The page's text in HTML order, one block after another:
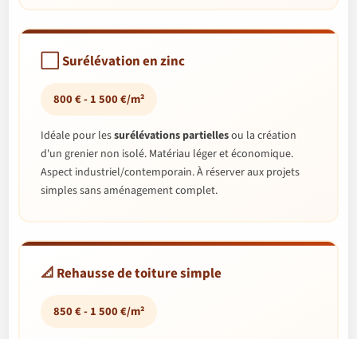
⬜ Surélévation en zinc
800 € - 1 500 €/m²
Idéale pour lessurélévations partiellesou la création
d'un grenier non isolé. Matériau léger et économique.
Aspect industriel/contemporain. À réserver aux projets
simples sans aménagement complet.
📐 Rehausse de toiture simple
850 € - 1 500 €/m²